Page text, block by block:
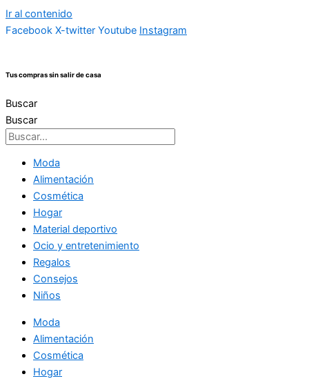
Ir al contenido
Facebook X-twitter Youtube Instagram
Tus compras sin salir de casa
Buscar
Buscar
Moda
Alimentación
Cosmética
Hogar
Material deportivo
Ocio y entretenimiento
Regalos
Consejos
Niños
Moda
Alimentación
Cosmética
Hogar